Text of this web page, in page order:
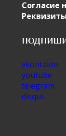
Согласие
Реквизиты
vkontakte
youtube
telegram
disqus